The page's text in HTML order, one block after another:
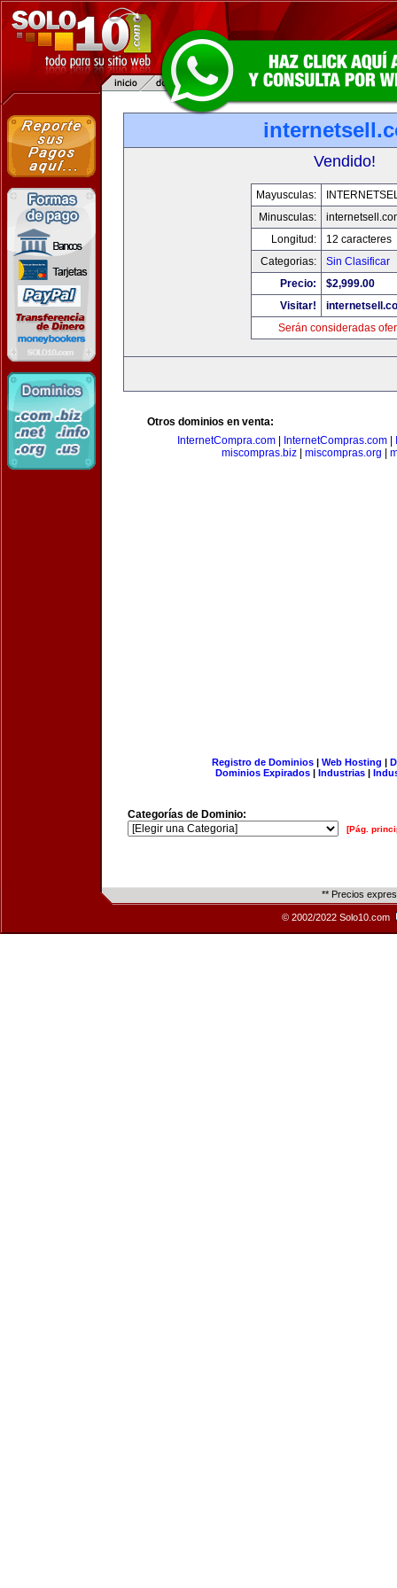
Vendido!
Mayusculas:
Minusculas:
Longitud:
12 caracteres
Categorias:
Sin Clasificar
Precio:
$2,999.00
Visitar!
Serán consideradas
Otros dominios en venta:
InternetCompra.com
InternetCompras.com
miscompras.biz
miscompras.org
Registro de Dominios| Web Hosting |
Dominios Expirados | Industrias |
Categorías de Dominio:
[Pág.
** Precios
© 2002/2022 Solo10.com